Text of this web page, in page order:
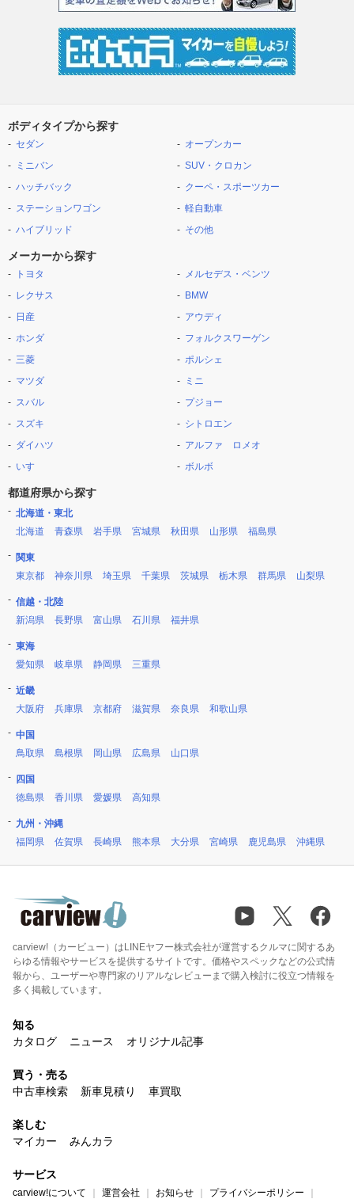
ボディタイプから探す
セダン
ミニバン
ハッチバック
ステーションワゴン
ハイブリッド
オープンカー
SUV・クロカン
クーペ・スポーツカー
軽自動車
その他
メーカーから探す
トヨタ
レクサス
日産
ホンダ
三菱
マツダ
スバル
スズキ
ダイハツ
いすゞ
メルセデス・ベンツ
BMW
アウディ
フォルクスワーゲン
ポルシェ
ミニ
プジョー
シトロエン
アルファ ロメオ
ボルボ
都道府県から探す
北海道・東北
北海道
青森県 岩手県 宮城県 秋田県 山形県 福島県
関東
東京都
神奈川県 埼玉県 千葉県 茨城県 栃木県 群馬県 山梨県
信越・北陸
新潟県
長野県 富山県 石川県 福井県
東海
愛知県
岐阜県 静岡県 三重県
近畿
大阪府
兵庫県 京都府 滋賀県 奈良県 和歌山県
中国
鳥取県
島根県 岡山県 広島県 山口県
四国
徳島県
香川県 愛媛県 高知県
九州・沖縄
福岡県
佐賀県 長崎県 熊本県 大分県 宮崎県 鹿児島県 沖縄県
carview!（カービュー）はLINEヤフー株式会社が運営するクルマに関するあ
らゆる情報やサービスを提供するサイトです。価格やスペックなどの公式情
報から、ユーザーや専門家のリアルなレビューまで購入検討に役立つ情報を
多く掲載しています。
知る
カタログ
ニュース オリジナル記事
買う・売る
中古車検索
新車見積り 車買取
楽しむ
マイカー
みんカラ
サービス
carview!について 運営会社 お知らせ プライバシーポリシー